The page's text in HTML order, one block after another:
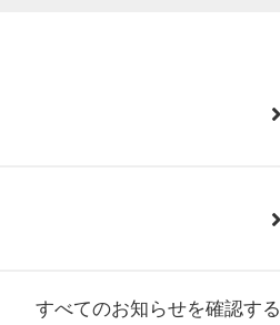
すべてのお知らせを確認する